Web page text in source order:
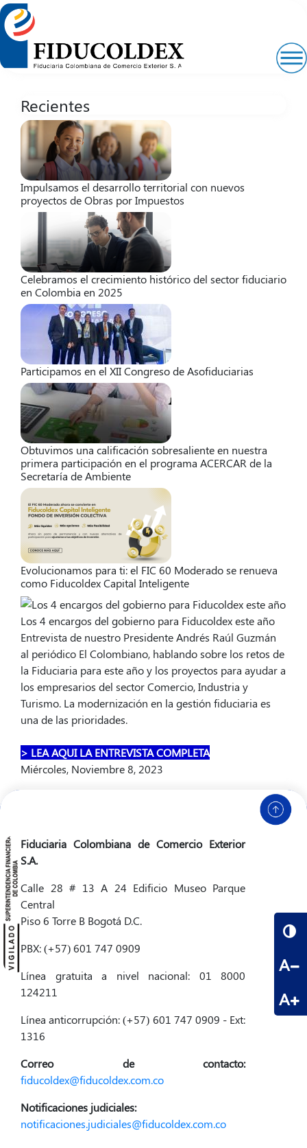
Pasar
al
contenido
principal
A
A
Recientes
Impulsamos el desarrollo territorial con nuevos
proyectos de Obras por Impuestos
Celebramos el crecimiento histórico del sector fiduciario
en Colombia en 2025
Participamos en el XII Congreso de Asofiduciarias
Obtuvimos una calificación sobresaliente en nuestra
primera participación en el programa ACERCAR de la
Secretaría de Ambiente
Evolucionamos para ti: el FIC 60 Moderado se renueva
como Fiducoldex Capital Inteligente
Los 4 encargos del gobierno para Fiducoldex este año
Entrevista de nuestro Presidente Andrés Raúl Guzmán
al periódico El Colombiano, hablando sobre los retos de
la Fiduciaria para este año y los proyectos para ayudar a
los empresarios del sector Comercio, Industria y
Turismo. La modernización en la gestión fiduciaria es
una de las prioridades.
> LEA AQUI LA ENTREVISTA COMPLETA
Miércoles, Noviembre 8, 2023
Fiduciaria Colombiana de Comercio Exterior
S.A.
Calle 28 # 13 A 24 Edificio Museo Parque
Central
Piso 6 Torre B Bogotá D.C.
PBX: (+57) 601 747 0909
Línea gratuita a nivel nacional: 01 8000
124211
Línea anticorrupción: (+57) 601 747 0909 - Ext:
1316
Correo de contacto:
fiducoldex@fiducoldex.com.co
Notificaciones judiciales:
notificaciones.judiciales@fiducoldex.com.co